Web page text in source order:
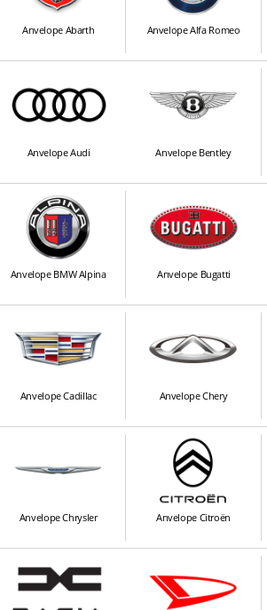
Anvelope Abarth Anvelope Alfa Romeo
Anvelope Audi Anvelope Bentley
Anvelope BMW Alpina Anvelope Bugatti
Anvelope Cadillac Anvelope Chery
Anvelope Chrysler Anvelope Citroën